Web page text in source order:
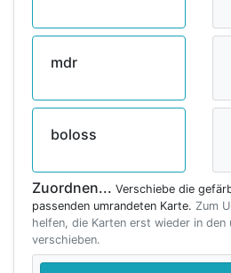
mdr
boloss
Zuordnen... Verschiebe die
passenden umrandeten Karte. Zum
helfen, die Karten erst wieder in den
verschieben.